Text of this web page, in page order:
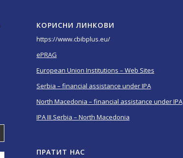
КОРИСНИ ЛИНКОВИ
https://www.cbibplus.eu/
ePRAG
European Union Institutions – Web Sites
Serbia – financial assistance under IPA
North Macedonia – financial assistance under IPA
IPA III Serbia – North Macedonia
ПРАТИТ НАС